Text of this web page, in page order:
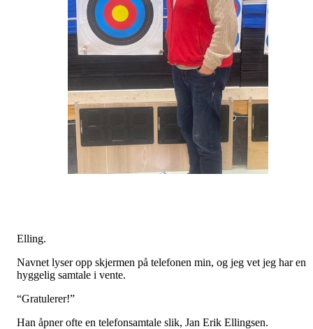
Elling.
Navnet lyser opp skjermen på telefonen min, og jeg vet jeg har en
hyggelig samtale i vente.
“Gratulerer!”
Han åpner ofte en telefonsamtale slik, Jan Erik Ellingsen.